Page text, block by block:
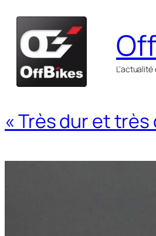
Aller
contenu
L'actualité
« Très dur et